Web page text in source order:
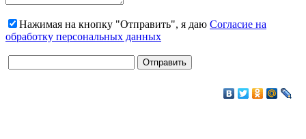
Нажимая на кнопку "Отправить", я даю Согласие на
обработку персональных данных